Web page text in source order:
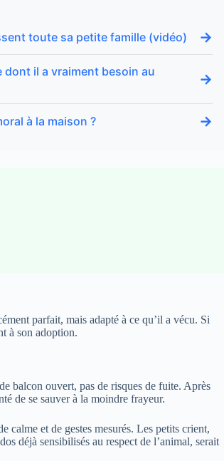
toute sa petite famille (vidéo) →
il a vraiment besoin au
→
à la maison ? →
parfait, mais adapté à ce qu’il a vécu. Si
à son adoption.
balcon ouvert, pas de risques de fuite. Après
de se sauver à la moindre frayeur.
calme et de gestes mesurés. Les petits crient,
déjà sensibilisés au respect de l’animal, serait